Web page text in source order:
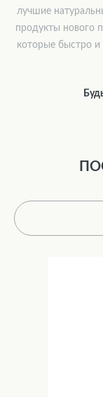
лучшие
продукты нового
которые быстро и